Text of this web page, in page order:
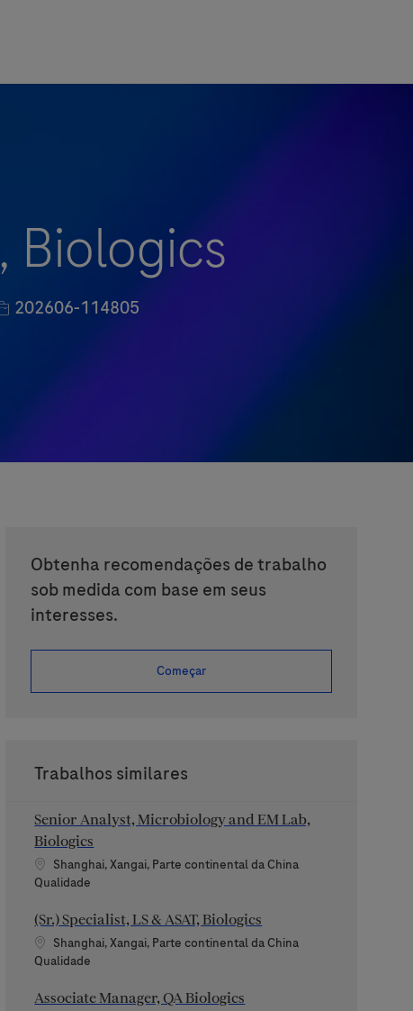
Biologics
Id
202606-114805
Obtenha recomendações de trabalho
sob medida com base em seus
interesses.
Começar
Trabalhos similares
Senior Analyst, Microbiology and EM Lab,
Biologics
Localização
Shanghai, Xangai, Parte continental da China
Categoria
Qualidade
(Sr.) Specialist, LS & ASAT, Biologics
Localização
Shanghai, Xangai, Parte continental da China
Categoria
Qualidade
Associate Manager, QA Biologics